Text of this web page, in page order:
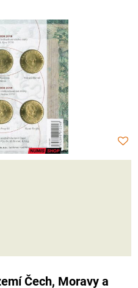
Čech, Moravy a